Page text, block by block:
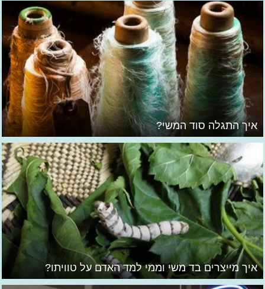
איך התגלה סוד המשי?
איך מייצרים בד משי וממי למד האדם על טוויתו?